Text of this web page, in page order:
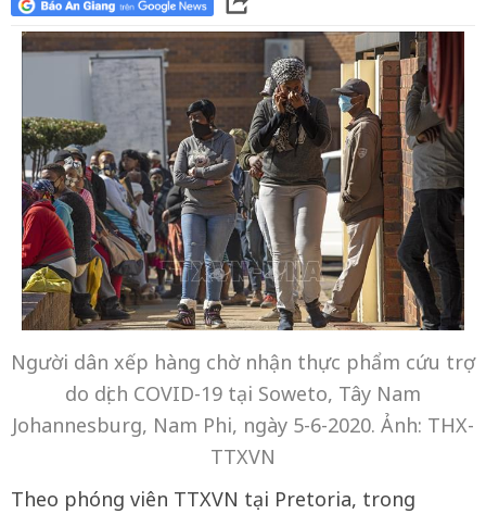
Người dân xếp hàng chờ nhận thực phẩm cứu trợ
do dịch COVID-19 tại Soweto, Tây Nam
Johannesburg, Nam Phi, ngày 5-6-2020. Ảnh: THX-
TTXVN
Theo phóng viên TTXVN tại Pretoria, trong